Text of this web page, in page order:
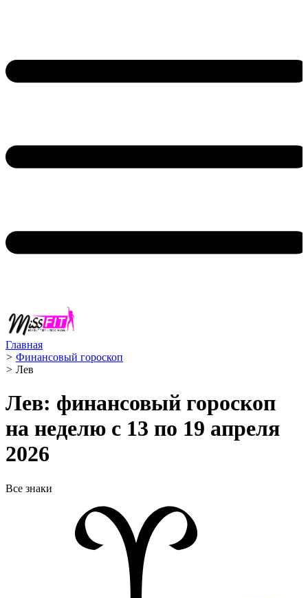
Главная
> Финансовый гороскоп
> Лев ️
Лев: финансовый гороскоп
на неделю с 13 по 19 апреля
2026
Все знаки